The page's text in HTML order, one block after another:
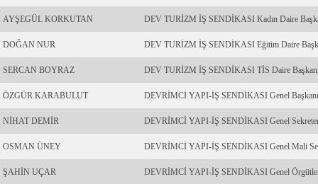
AYŞEGÜL KORKUTAN DEV TURİZM İŞ SENDİKASI Kadın Daire
DOĞAN NUR DEV TURİZM İŞ SENDİKASI Eğitim Daire
SERCAN BOYRAZ DEV TURİZM İŞ SENDİKASI TİS Daire
ÖZGÜR KARABULUT DEVRİMCİ YAPI-İŞ SENDİKASI Genel Başkanı
NİHAT DEMİR DEVRİMCİ YAPI-İŞ SENDİKASI Genel
OSMAN ÜNEY DEVRİMCİ YAPI-İŞ SENDİKASI Genel Mali
ŞAHİN UÇAR DEVRİMCİ YAPI-İŞ SENDİKASI Genel